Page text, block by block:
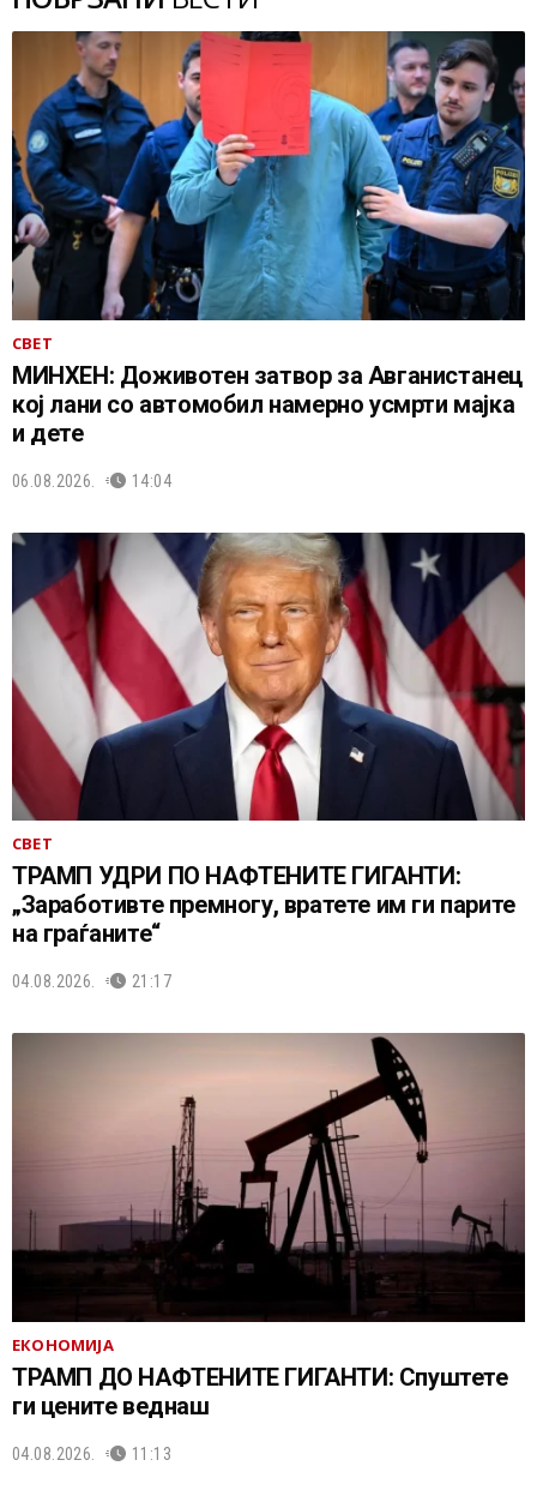
СВЕТ
МИНХЕН: Доживотен затвор за Авганистанец
кој лани со автомобил намерно усмрти мајка
и дете
06.08.2026. 14:04
СВЕТ
ТРАМП УДРИ ПО НАФТЕНИТЕ ГИГАНТИ:
„Заработивте премногу, вратете им ги парите
на граѓаните“
04.08.2026. 21:17
ЕКОНОМИЈА
ТРАМП ДО НАФТЕНИТЕ ГИГАНТИ: Спуштете
ги цените веднаш
04.08.2026. 11:13